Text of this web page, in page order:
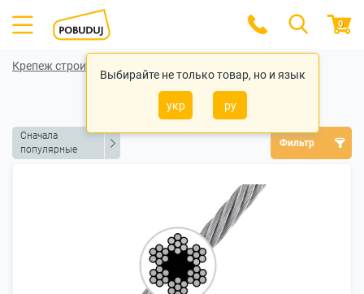
Выбирайте не только товар, но и язык
укр ру
0
Крепеж строительный
Тросы
Сначала
популярные
Фильтр